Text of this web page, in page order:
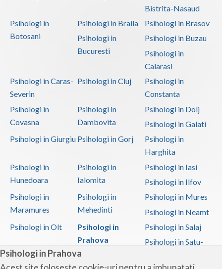
Psihologi in Prahova
Bistrita-Nasaud
Psihologi in
Botosani
Psihologi in Braila
Psihologi in Brasov
Psihologi in
Bucuresti
Psihologi in Buzau
Psihologi in
Calarasi
Psihologi in Caras-
Severin
Psihologi in Cluj
Psihologi in
Constanta
Psihologi in
Covasna
Psihologi in
Dambovita
Psihologi in Dolj
Psihologi in Galati
Psihologi in Giurgiu Psihologi in Gorj
Psihologi in
Harghita
Psihologi in
Hunedoara
Psihologi in
Ialomita
Psihologi in Iasi
Psihologi in Ilfov
Psihologi in
Maramures
Psihologi in
Mehedinti
Psihologi in Mures
Psihologi in Neamt
Psihologi in Olt
Psihologi in
Prahova
Psihologi in Salaj
Psihologi in Satu-